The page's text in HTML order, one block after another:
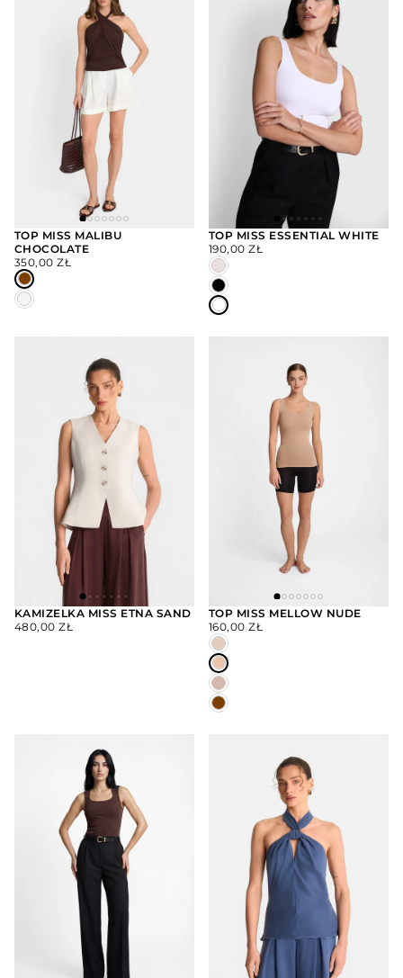
WYBIERZ
OPCJE
TOP MISS MALIBU
CHOCOLATE
CENA
REGULARNA
350,00 ZŁ
WYBIERZ
OPCJE
TOP MISS ESSENTIAL WHITE
CENA
REGULARNA
190,00 ZŁ
WYBIERZ
KAMIZELKA MISS ETNA SAND
CENA
480,00 ZŁ WYBIERZ
OPCJE
TOP MISS MELLOW NUDE
CENA
REGULARNA
160,00 ZŁ